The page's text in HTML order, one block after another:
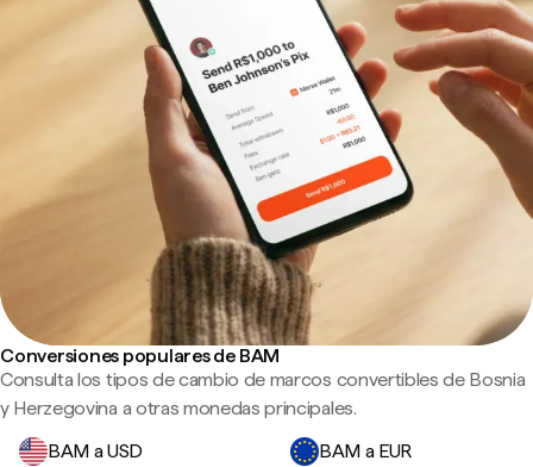
Conversiones populares de BAM
Consulta los tipos de cambio de marcos convertibles de Bosnia
y Herzegovina a otras monedas principales.
BAM a USD
BAM a EUR